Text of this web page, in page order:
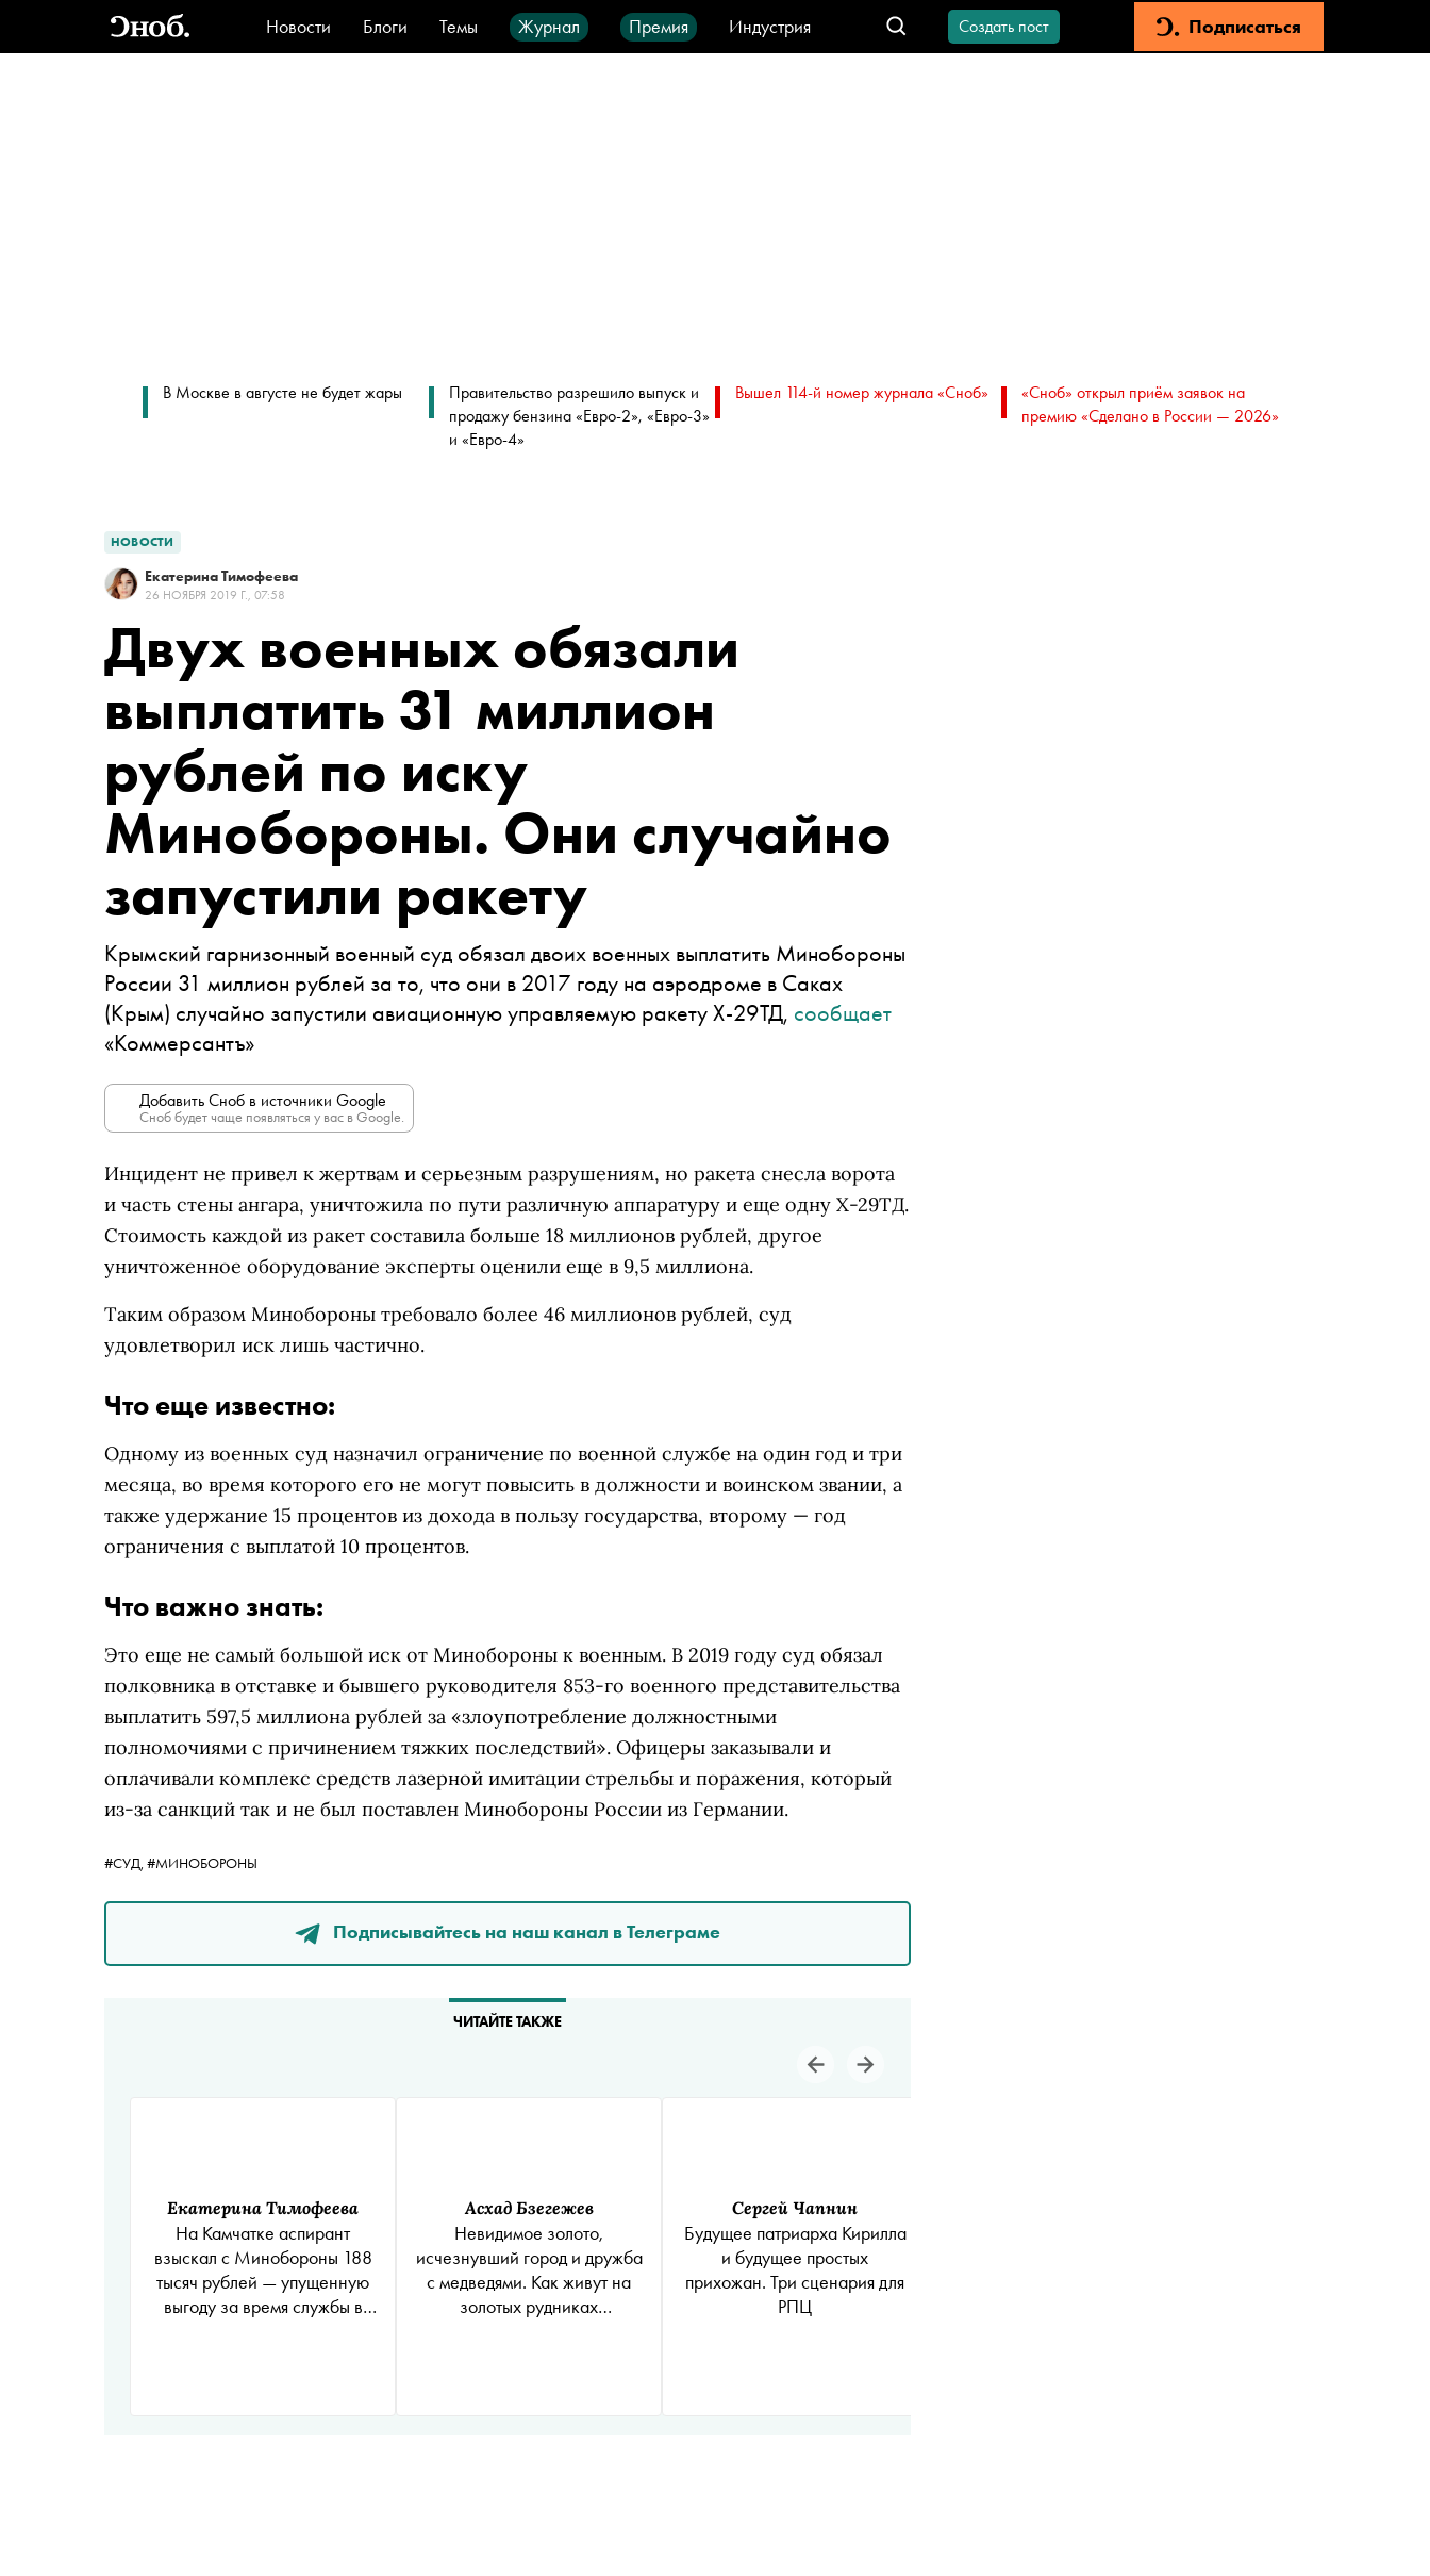
Новости Блоги Темы Журнал Премия
Индустрия
Стиль
Видео Город IT-продукты
Создать пост Подписаться
В Москве в августе не будет жары
Правительство разрешило выпуск и
продажу бензина «Евро-2», «Евро-3»
и «Евро-4»
Вышел 114-й номер журнала «Сноб»
«Сноб» открыл приём заявок на
премию «Сделано в России — 2026»
НОВОСТИ
Екатерина Тимофеева
26 НОЯБРЯ 2019 Г., 07:58
Двух военных обязали
выплатить 31 миллион
рублей по иску
Минобороны. Они случайно
запустили ракету
Крымский гарнизонный военный суд обязал двоих военных выплатить Минобороны
России 31 миллион рублей за то, что они в 2017 году на аэродроме в Саках
(Крым) случайно запустили авиационную управляемую ракету Х-29ТД, сообщает
«Коммерсантъ»
Добавить Сноб в источники Google
Сноб будет чаще появляться у вас в Google.
Инцидент не привел к жертвам и серьезным разрушениям, но ракета снесла ворота
и часть стены ангара, уничтожила по пути различную аппаратуру и еще одну Х-29ТД.
Стоимость каждой из ракет составила больше 18 миллионов рублей, другое
уничтоженное оборудование эксперты оценили еще в 9,5 миллиона.
Таким образом Минобороны требовало более 46 миллионов рублей, суд
удовлетворил иск лишь частично.
Что еще известно:
Одному из военных суд назначил ограничение по военной службе на один год и три
месяца, во время которого его не могут повысить в должности и воинском звании, а
также удержание 15 процентов из дохода в пользу государства, второму — год
ограничения с выплатой 10 процентов.
Что важно знать:
Это еще не самый большой иск от Минобороны к военным. В 2019 году суд обязал
полковника в отставке и бывшего руководителя 853-го военного представительства
выплатить 597,5 миллиона рублей за «злоупотребление должностными
полномочиями с причинением тяжких последствий». Офицеры заказывали и
оплачивали комплекс средств лазерной имитации стрельбы и поражения, который
из-за санкций так и не был поставлен Минобороны России из Германии.
#СУД, #МИНОБОРОНЫ
Подписывайтесь на наш канал в Телеграме
ЧИТАЙТЕ ТАКЖЕ
Екатерина Тимофеева
На Камчатке аспирант
взыскал с Минобороны 188
тысяч рублей — упущенную
выгоду за время службы в
Асхад Бзегежев
Невидимое золото,
исчезнувший город и дружба
с медведями‎. Как живут на
золотых рудниках
Сергей Чапнин
Будущее патриарха Кирилла
и будущее простых
прихожан. Три сценария для
РПЦ